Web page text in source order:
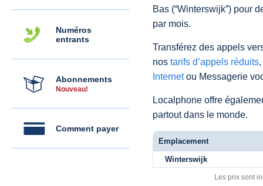
Numéros
entrants
Abonnements
Nouveau!
Comment payer
Bas (“Winterswijk”) pour
par mois.
Transférez des appels
nos tarifs d’appels réduits
Internetou Messagerie
Localphone offre
partout dans le monde.
Emplacement
Winterswijk
Les prix sont